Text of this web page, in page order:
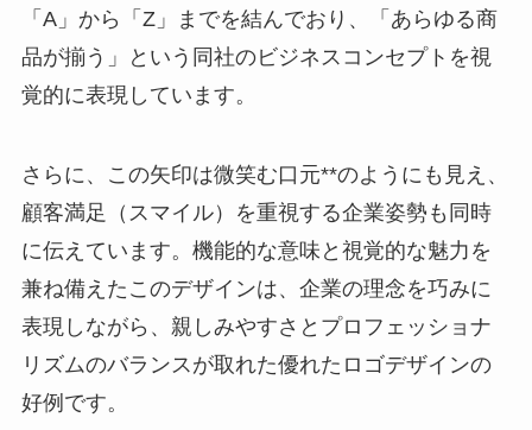
「A」から「Z」までを結んでおり、「あらゆる商
品が揃う」という同社のビジネスコンセプトを視
覚的に表現しています。
さらに、この矢印は微笑む口元**のようにも見え、
顧客満足（スマイル）を重視する企業姿勢も同時
に伝えています。機能的な意味と視覚的な魅力を
兼ね備えたこのデザインは、企業の理念を巧みに
表現しながら、親しみやすさとプロフェッショナ
リズムのバランスが取れた優れたロゴデザインの
好例です。